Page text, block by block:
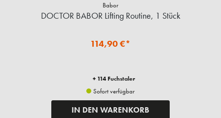
Babor
DOCTOR BABOR Lifting Routine, 1 Stück
114,90 €*
+ 114 Fuchstaler
Sofort verfügbar
IN DEN WARENKORB